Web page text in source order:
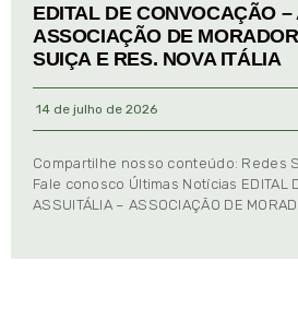
EDITAL DE CONVOCAÇÃO
ASSOCIAÇÃO DE
SUIÇA E RES. NOVA ITÁLIA
14 de julho de 2026
Compartilhe nosso conteúdo: Redes
Fale conosco Últimas Notícias EDITAL
ASSUITÁLIA – ASSOCIAÇÃO DE